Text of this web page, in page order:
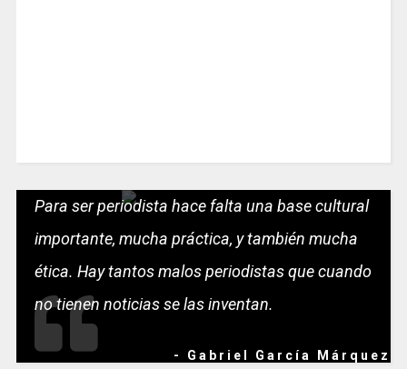
Para ser periodista hace falta una base cultural
importante, mucha práctica, y también mucha
ética. Hay tantos malos periodistas que cuando
no tienen noticias se las inventan.
- Gabriel García Márquez